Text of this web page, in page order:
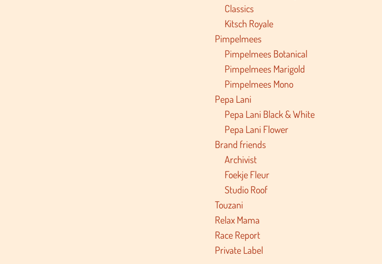
Classics
Kitsch Royale
Pimpelmees
Pimpelmees Botanical
Pimpelmees Marigold
Pimpelmees Mono
Pepa Lani
Pepa Lani Black & White
Pepa Lani Flower
Brand friends
Archivist
Foekje Fleur
Studio Roof
Touzani
Relax Mama
Race Report
Private Label